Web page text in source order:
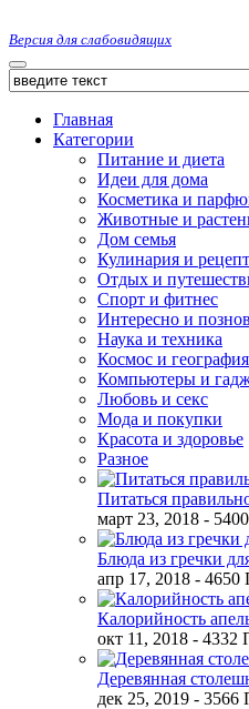
Версия для слабовидящих
Главная
Категории
Питание и диета
Идеи для дома
Косметика и
Животные и
Дом семья
Кулинария и
Отдых и
Спорт и фитнес
Интересно и
Наука и техника
Космос и география
Компьютеры и
Любовь и секс
Мода и покупки
Красота и здоровье
Разное
Питаться
март 23, 2018 -
Блюда из гречки
апр 17, 2018 - 4650
Калорийность
окт 11, 2018 - 4332
Деревянная
дек 25, 2019 - 3566